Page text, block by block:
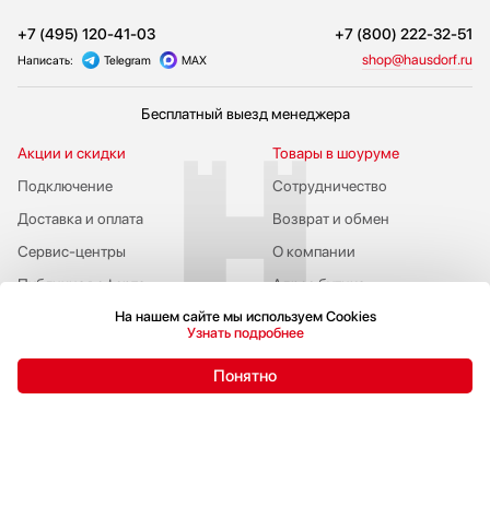
+7 (495) 120-41-03 +7 (800) 222-32-51
Написать: Telegram MAX shop@hausdorf.ru
Бесплатный выезд менеджера
Акции и скидки
Подключение
Публичная оферта
Сервис-центры
Доставка и оплата
Сотрудничество
Возврат и обмен
Товары в шоуруме
О компании
Адрес бутика
Пожаловаться руководству
На нашем сайте мы используем Cookies
Узнать подробнее
Понятно